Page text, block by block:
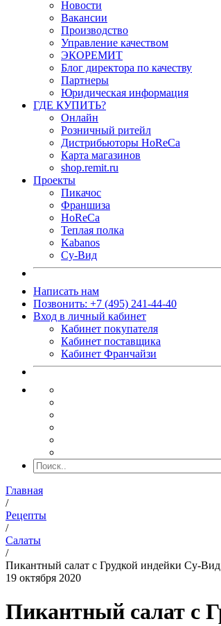
Новости
Вакансии
Производство
Управление качеством
ЭКОРЕМИТ
Блог директора по качеству
Партнеры
Юридическая информация
ГДЕ КУПИТЬ?
Онлайн
Розничный ритейл
Дистрибьюторы HoReCa
Карта магазинов
shop.remit.ru
Проекты
Пикачос
Франшиза
HoReCa
Теплая полка
Kabanos
Су-Вид
Написать нам
Позвонить: +7 (495) 241-44-40
Вход в личный кабинет
Кабинет покупателя
Кабинет поставщика
Кабинет Франчайзи
Главная
/
Рецепты
/
Салаты
/
Пикантный салат с Грудкой индейки Су-Вид
19 октября 2020
Пикантный салат с